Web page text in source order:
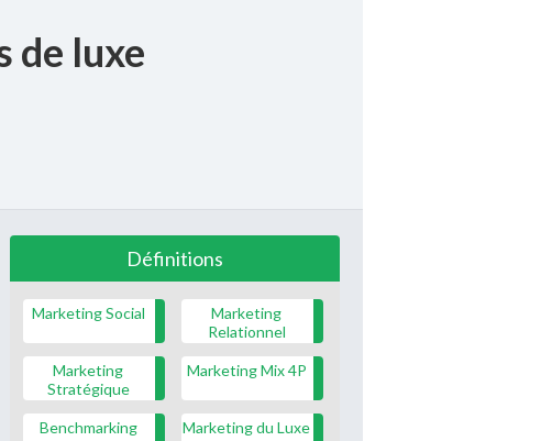
de luxe
Définitions
Marketing Social
Marketing
Relationnel
Marketing
Stratégique
Marketing Mix 4P
Benchmarking Marketing du Luxe